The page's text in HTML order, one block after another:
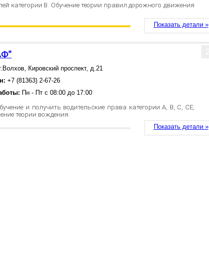
категории В. Обучение теории правил дорожного движения
Показать детали »
Кировский проспект, д.21
+7 (81363) 2-67-26
Пн - Пт с 08:00 до 17:00
и получить водительские права категории A, В, С, CE,
теории вождения.
Показать детали »